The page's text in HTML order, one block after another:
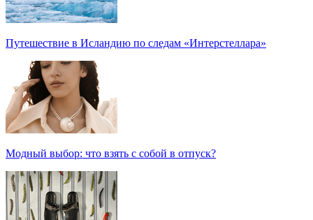
Путешествие в Исландию по следам «Интерстеллара»
Модный выбор: что взять с собой в отпуск?